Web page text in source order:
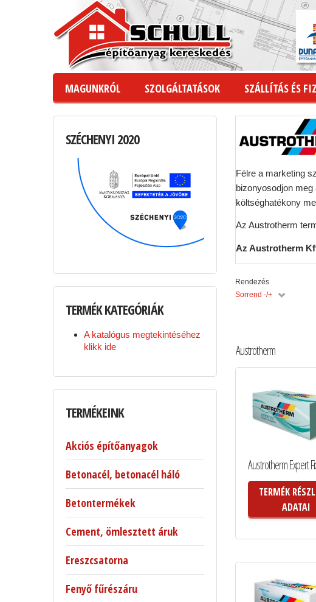
MAGUNKRÓL SZOLGÁLTATÁSOK SZÁLLÍTÁS ÉS
SZÉCHENYI 2020
TERMÉKKATEGÓRIÁK
A katalógus megtekintéséhez
klikk ide
TERMÉKEINK
Akciós építőanyagok
Betonacél, betonacél háló
Betontermékek
Cement, ömlesztett áruk
Ereszcsatorna
Fenyő fűrészáru
Félre a marketing
bizonyosodjon
költséghatékony
Az Austrotherm
Az Austrotherm
Rendezés
Sorrend -/+
Austrotherm
Austrotherm Expert
TERMÉK
ADATAI